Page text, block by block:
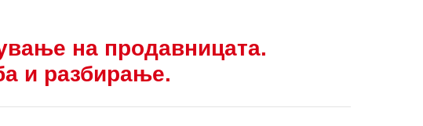
на продавницата.
и разбирање.